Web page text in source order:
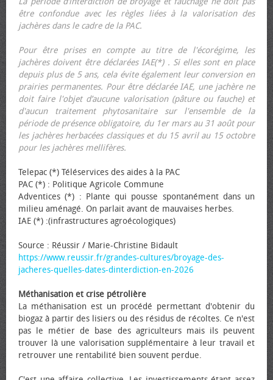
être confondue avec les règles liées à la valorisation des
jachères dans le cadre de la PAC.
Pour être prises en compte au titre de l'écorégime, les
jachères doivent être déclarées IAE(*) . Si elles sont en place
depuis plus de 5 ans, cela évite également leur conversion en
prairies permanentes. Pour être déclarée IAE, une jachère ne
doit faire l'objet d’aucune valorisation (pâture ou fauche) et
d'aucun traitement phytosanitaire sur l'ensemble de la
période de présence obligatoire, du 1er mars au 31 août pour
les jachères herbacées classiques et du 15 avril au 15 octobre
pour les jachères mellifères.
Telepac (*) Téléservices des aides à la PAC
PAC (*) : Politique Agricole Commune
Adventices (*) : Plante qui pousse spontanément dans un
milieu aménagé. On parlait avant de mauvaises herbes.
IAE (*) :(infrastructures agroécologiques)
Source : Réussir / Marie-Christine Bidault
https://www.reussir.fr/grandes-cultures/broyage-des-
jacheres-quelles-dates-dinterdiction-en-2026
Méthanisation et crise pétrolière
La méthanisation est un procédé permettant d'obtenir du
biogaz à partir des lisiers ou des résidus de récoltes. Ce n'est
pas le métier de base des agriculteurs mais ils peuvent
trouver là une valorisation supplémentaire à leur travail et
retrouver une rentabilité bien souvent perdue.